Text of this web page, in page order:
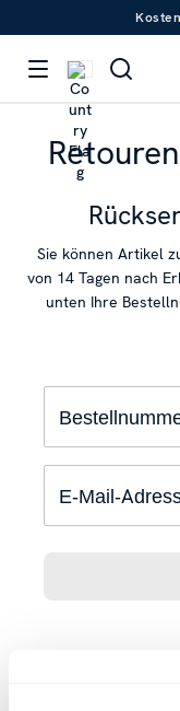
Sie können Artikel
von 14 Tagen nach
unten Ihre